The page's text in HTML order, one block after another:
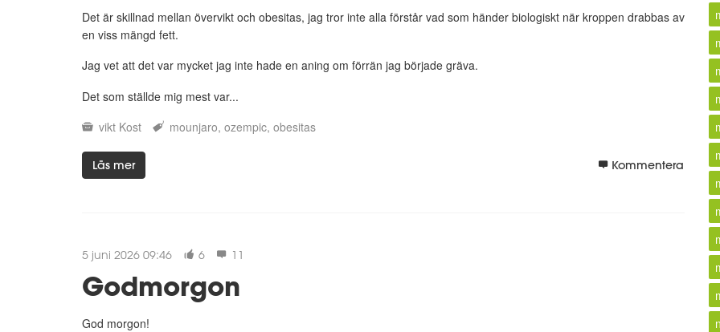
Det är skillnad mellan övervikt och obesitas, jag tror inte alla förstår vad som händer biologiskt när kroppen drabbas av
en viss mängd fett.
Jag vet att det var mycket jag inte hade en aning om förrän jag började gräva.
Det som ställde mig mest var...
vikt Kost mounjaro ozempic obesitas
Läs mer Kommentera
5 juni 2026 09:46 6 11
Godmorgon
God morgon!